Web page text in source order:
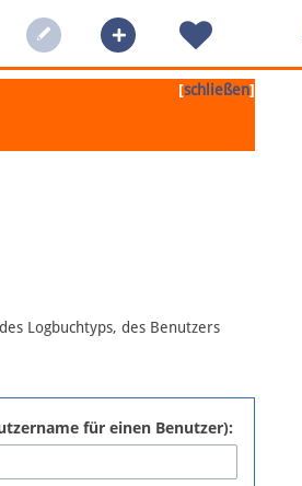
[schließen]
Logbuchtyps, des Benutzers
für einen Benutzer):